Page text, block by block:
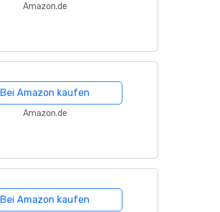
Amazon.de
Bei Amazon kaufen
Amazon.de
Bei Amazon kaufen